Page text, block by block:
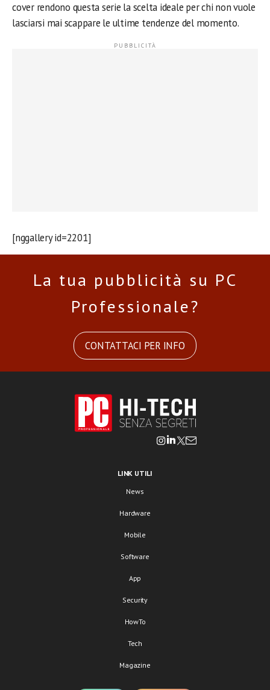
cover rendono questa serie la scelta ideale per chi non vuole
lasciarsi mai scappare le ultime tendenze del momento.
[nggallery id=2201]
La tua pubblicità su PC
Professionale?
CONTATTACI PER INFO
LINK UTILI
News
Hardware
Mobile
Software
App
Security
HowTo
Tech
Magazine